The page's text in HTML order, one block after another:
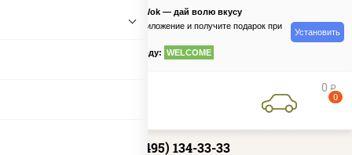
PizzaSushiWok — дай волю вкусу
Скачайте приложение и получите подарок при
по промокоду: WELCOME
Установить
0 руб
0
+7 (495) 134-33-33